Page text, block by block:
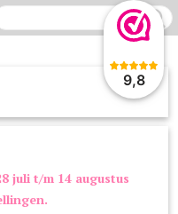
9,8
Mac Leather Tuig Groen
juli t/m 14 augustus